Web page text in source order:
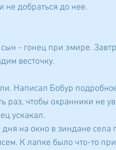
не добраться до нее.
- гонец при эмире.
весточку.
Написал Бобур
раз, чтобы охранники не
ускакал.
на окно в зиндане села
К лапке было что-то